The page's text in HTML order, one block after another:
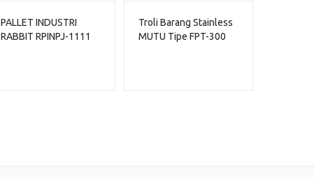
PALLET INDUSTRI
RABBIT RPINPJ-1111
Troli Barang Stainless
MUTU Tipe FPT-300